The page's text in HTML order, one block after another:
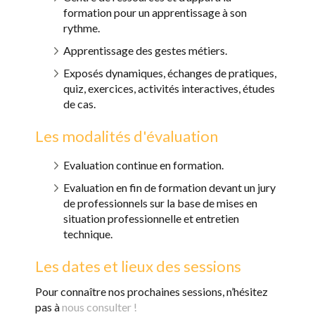
formation pour un apprentissage à son
rythme.
Apprentissage des gestes métiers.
Exposés dynamiques, échanges de pratiques,
quiz, exercices, activités interactives, études
de cas.
Les modalités d'évaluation
Evaluation continue en formation.
Evaluation en fin de formation devant un jury
de professionnels sur la base de mises en
situation professionnelle et entretien
technique.
Les dates et lieux des sessions
Pour connaître nos prochaines sessions, n’hésitez
pas ànous consulter !